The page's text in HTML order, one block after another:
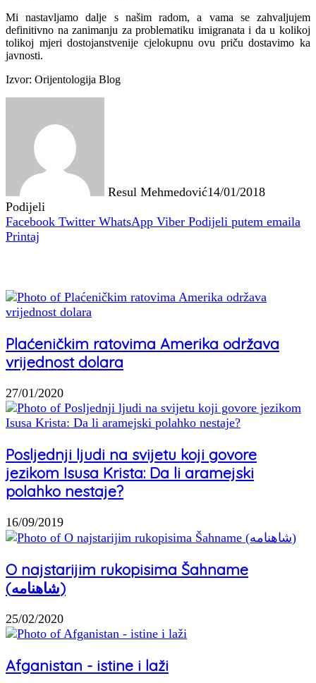
Mi nastavljamo dalje s našim radom, a vama se zahvaljujem
definitivno na zanimanju za problematiku imigranata i da u kolikoj
tolikoj mjeri dostojanstvenije cjelokupnu ovu priču dostavimo ka
javnosti.
Izvor: Orijentologija Blog
Resul Mehmedović14/01/2018
Podijeli
Facebook Twitter WhatsApp Viber Podijeli putem emaila
Printaj
Plaćeničkim ratovima Amerika održava
vrijednost dolara
27/01/2020
Posljednji ljudi na svijetu koji govore
jezikom Isusa Krista: Da li aramejski
polahko nestaje?
16/09/2019
O najstarijim rukopisima Šahname
(شاهنامه)
25/02/2020
Afganistan - istine i laži